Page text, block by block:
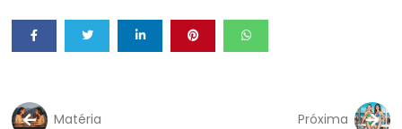
Matéria
Próxima